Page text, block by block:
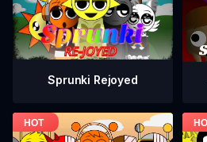
Sprunki Rejoyed